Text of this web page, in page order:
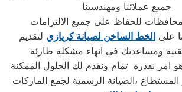
جميع عملائنا ومهندسينا
للحفاظ على جميع الالتزامات
على الخط الساخن لصيانة كريازي لتقديم
ومساعدتك فى انهاء مشكلة طارئة
نقدره تمام ونقدم لك الحلول الممكنة
،الصيانة الرسمية لجمع الماركات